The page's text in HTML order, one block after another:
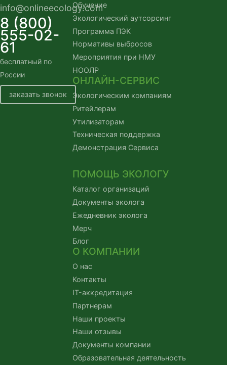
info@onlineecology.com
8 (800)
555-02-
61
бесплатный по
России
заказать звонок
Обучение
Экологический аутсорсинг
Программа ПЭК
Нормативы выбросов
Мероприятия при НМУ
НООЛР
ОНЛАЙН-СЕРВИС
Экологическим компаниям
Ритейлерам
Утилизаторам
Техническая поддержка
Демонстрация Сервиса
ПОМОЩЬ ЭКОЛОГУ
Каталог организаций
Документы эколога
Ежедневник эколога
Мерч
Блог
О КОМПАНИИ
О нас
Контакты
IT-аккредитация
Партнерам
Наши проекты
Наши отзывы
Документы компании
Образовательная деятельность